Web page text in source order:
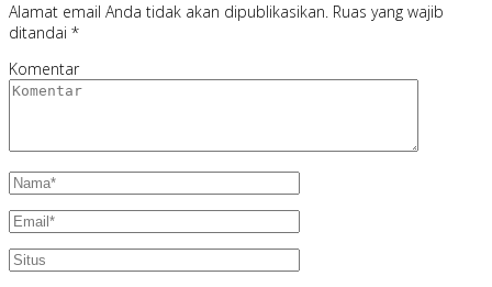
Alamat email Anda tidak akan dipublikasikan. Ruas yang wajib
ditandai *
Komentar